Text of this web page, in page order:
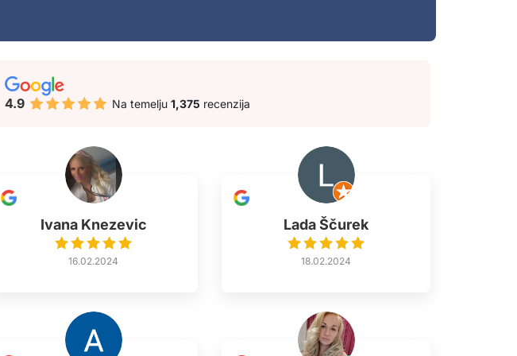
4.9 Na temelju 1,375 recenzija
Ivana Knezevic
16.02.2024
Lada Ščurek
18.02.2024